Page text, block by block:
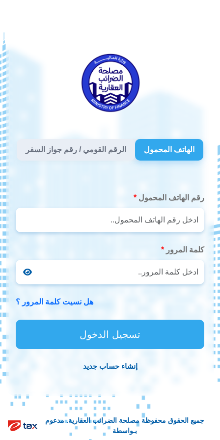
الهاتف المحمول الرقم القومي / رقم جواز السفر
رقم الهاتف المحمول
كلمة المرور
هل نسيت كلمة المرور ؟
تسجيل الدخول
إنشاء حساب جديد
جميع الحقوق محفوظة مصلحة الضرائب العقارية. مدعوم
بـواسطة